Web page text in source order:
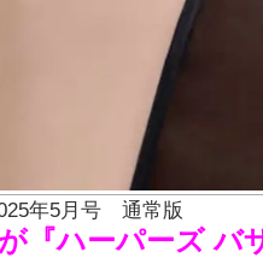
年5月号 通常版
『ハーパーズ バ